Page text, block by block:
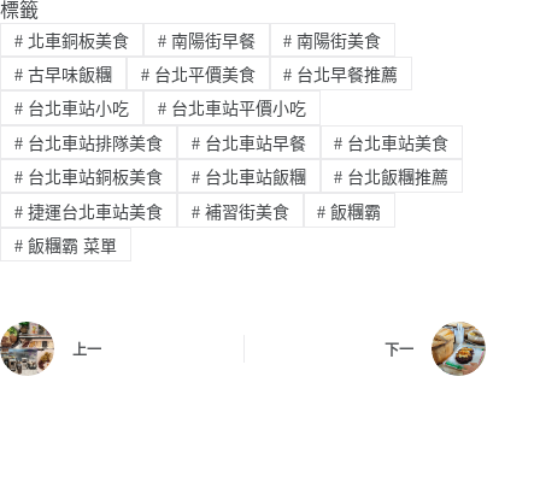
標籤
#北車銅板美食 #南陽街早餐 # 南陽街美食
#古早味飯糰 #台北平價美食 # 台北早餐推薦
#台北車站小吃 #台北車站平價小吃
#台北車站排隊美食 #台北車站早餐 # 台北車站美食
#台北車站銅板美食 #台北車站飯糰 # 台北飯糰推薦
#捷運台北車站美食 #補習街美食 # 飯糰霸
#飯糰霸 菜單
上一 下一